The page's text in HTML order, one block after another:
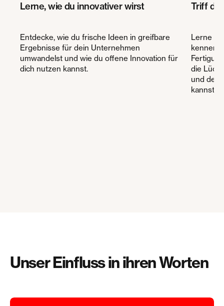
Lerne, wie du innovativer wirst
Entdecke, wie du frische Ideen in greifbare
Ergebnisse für dein Unternehmen
umwandelst und wie du offene Innovation für
dich nutzen kannst.
Triff
Lerne
kennen,
die
und der
kannst.
Unser Einfluss in ihren Worten